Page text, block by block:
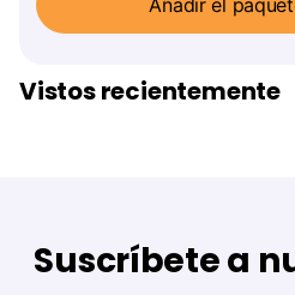
Añadir el
Vistos recientemente
Suscríbete a